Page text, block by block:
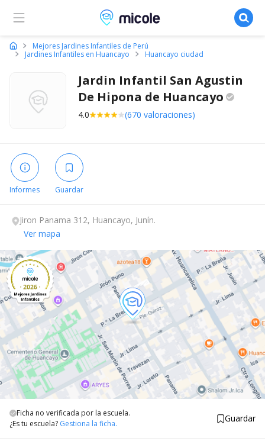
Micole, buscador de colegios
Mejores Jardines Infantiles de Perú
Jardines Infantiles en Huancayo
Huancayo ciudad
Jardin Infantil San Agustin
De Hipona de Huancayo
4.0 (670 valoraciones)
Informes Guardar
Jiron Panama 312, Huancayo, Junín.
Ver mapa
Ficha no verificada por la escuela.
¿Es tu escuela? Gestiona la ficha. Guardar